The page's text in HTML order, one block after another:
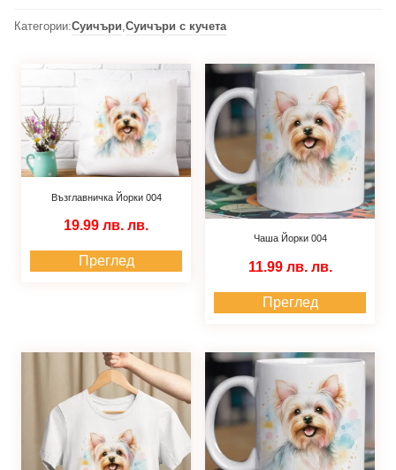
Категории:Суичъри,Суичъри с кучета
Възглавничка Йорки 004
19.99 лв. лв.
Преглед
Чаша Йорки 004
11.99 лв. лв.
Преглед